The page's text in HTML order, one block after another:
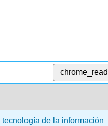
de la información